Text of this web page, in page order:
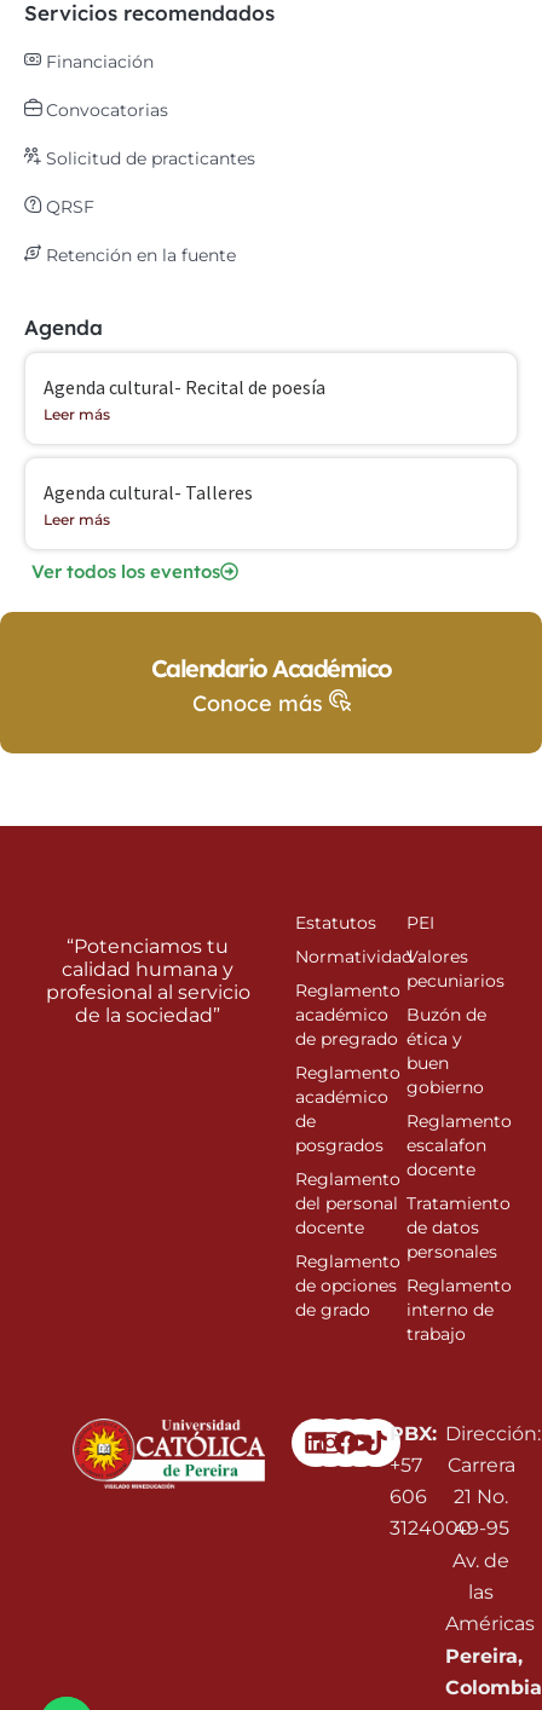
Servicios recomendados
Financiación
Convocatorias
Solicitud de practicantes
QRSF
Retención en la fuente
Agenda
Agenda cultural- Recital de poesía
Leer más
Agenda cultural- Talleres
Leer más
Ver todos los eventos
Calendario Académico
Conoce más
Linkedin
Instagram
Facebook
Youtube
PBX:
+57
606
3124000
Dirección:
Carrera
21 No.
49-95
Av. de
las
Américas
Pereira,
Colombia
“Potenciamos tu
calidad humana y
profesional al servicio
de la sociedad”
Estatutos
Normatividad
Reglamento
académico
de pregrado
Reglamento
académico
de
posgrados
Reglamento
del personal
docente
Reglamento
de opciones
de grado
PEI
Valores
pecuniarios
Buzón de
ética y
buen
gobierno
Reglamento
escalafon
docente
Tratamiento
de datos
personales
Reglamento
interno de
trabajo